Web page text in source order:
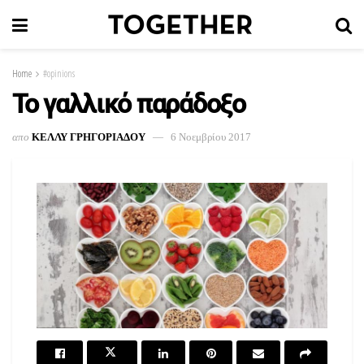
Home #opinions
Το γαλλικό παράδοξο
απο ΚΕΛΛΥ ΓΡΗΓΟΡΙΑΔΟΥ 6 Νοεμβρίου 2017